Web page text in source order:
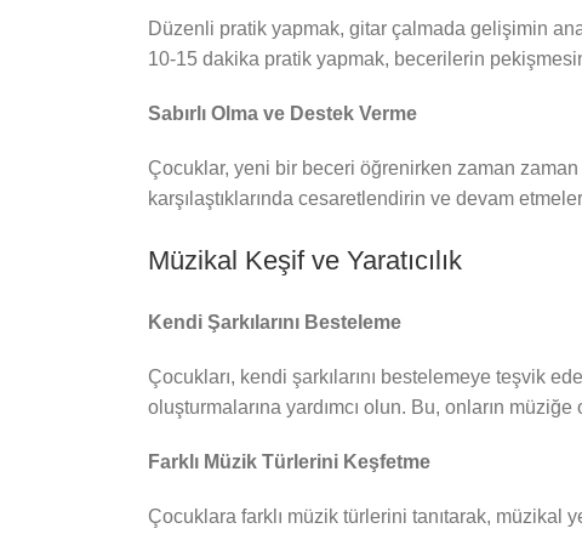
Düzenli pratik yapmak, gitar çalmada gelişimin
10-15 dakika pratik yapmak, becerilerin
Sabırlı Olma ve Destek Verme
Çocuklar, yeni bir beceri öğrenirken zaman zaman
karşılaştıklarında cesaretlendirin ve devam
Müzikal Keşif ve Yaratıcılık
Kendi Şarkılarını Besteleme
Çocukları, kendi şarkılarını bestelemeye teşvik
oluşturmalarına yardımcı olun. Bu, onların
Farklı Müzik Türlerini Keşfetme
Çocuklara farklı müzik türlerini tanıtarak,